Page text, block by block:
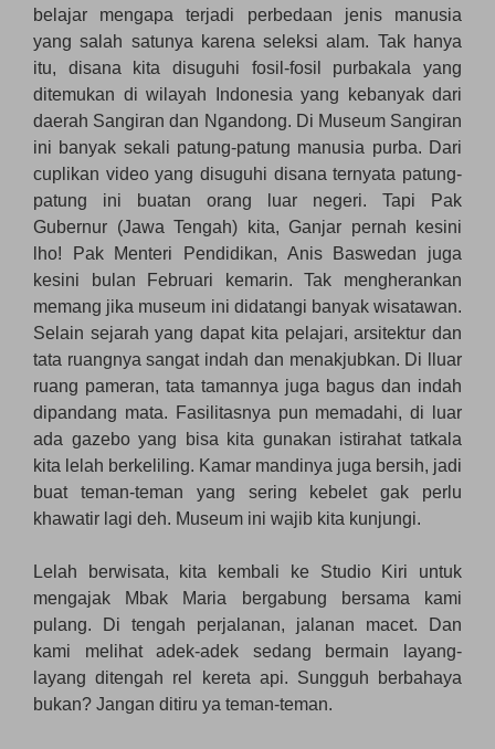
belajar mengapa terjadi perbedaan jenis manusia
yang salah satunya karena seleksi alam. Tak hanya
itu, disana kita disuguhi fosil-fosil purbakala yang
ditemukan di wilayah Indonesia yang kebanyak dari
daerah Sangiran dan Ngandong. Di Museum Sangiran
ini banyak sekali patung-patung manusia purba. Dari
cuplikan video yang disuguhi disana ternyata patung-
patung ini buatan orang luar negeri. Tapi Pak
Gubernur (Jawa Tengah) kita, Ganjar pernah kesini
lho! Pak Menteri Pendidikan, Anis Baswedan juga
kesini bulan Februari kemarin. Tak mengherankan
memang jika museum ini didatangi banyak wisatawan.
Selain sejarah yang dapat kita pelajari, arsitektur dan
tata ruangnya sangat indah dan menakjubkan. Di lluar
ruang pameran, tata tamannya juga bagus dan indah
dipandang mata. Fasilitasnya pun memadahi, di luar
ada gazebo yang bisa kita gunakan istirahat tatkala
kita lelah berkeliling. Kamar mandinya juga bersih, jadi
buat teman-teman yang sering kebelet gak perlu
khawatir lagi deh. Museum ini wajib kita kunjungi.
Lelah berwisata, kita kembali ke Studio Kiri untuk
mengajak Mbak Maria bergabung bersama kami
pulang. Di tengah perjalanan, jalanan macet. Dan
kami melihat adek-adek sedang bermain layang-
layang ditengah rel kereta api. Sungguh berbahaya
bukan? Jangan ditiru ya teman-teman.